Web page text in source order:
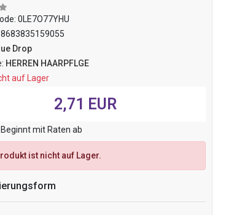
0LE7O77YHU
8683835159055
Drop
HERREN HAARPFLGE
auf Lager
2,71 EUR
Beginnt mit Raten ab
ist nicht auf Lager.